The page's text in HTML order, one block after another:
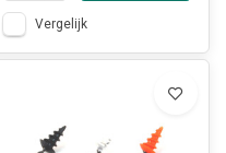
Vergelijk